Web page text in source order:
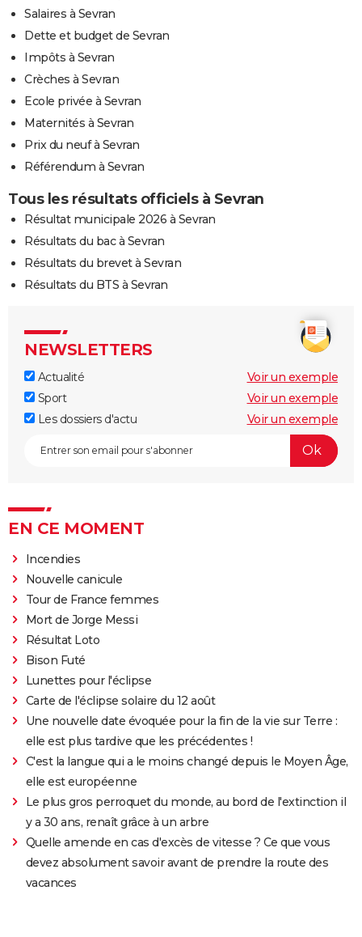
Salaires à Sevran
Dette et budget de Sevran
Impôts à Sevran
Crèches à Sevran
Ecole privée à Sevran
Maternités à Sevran
Prix du neuf à Sevran
Référendum à Sevran
Tous les résultats officiels à Sevran
Résultat municipale 2026 à Sevran
Résultats du bac à Sevran
Résultats du brevet à Sevran
Résultats du BTS à Sevran
NEWSLETTERS
Actualité
Voir un exemple
Sport
Voir un exemple
Les dossiers d'actu
Voir un exemple
EN CE MOMENT
Incendies
Nouvelle canicule
Tour de France femmes
Mort de Jorge Messi
Résultat Loto
Bison Futé
Lunettes pour l'éclipse
Carte de l'éclipse solaire du 12 août
Une nouvelle date évoquée pour la fin de la vie sur Terre :
elle est plus tardive que les précédentes !
C'est la langue qui a le moins changé depuis le Moyen Âge,
elle est européenne
Le plus gros perroquet du monde, au bord de l'extinction il
y a 30 ans, renaît grâce à un arbre
Quelle amende en cas d'excès de vitesse ? Ce que vous
devez absolument savoir avant de prendre la route des
vacances